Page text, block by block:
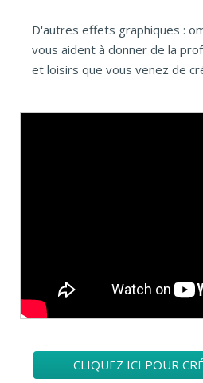
D'autres effets graphiques :
vous aident à donner de la
et loisirs que vous venez de
CLIQUEZ ICI POUR